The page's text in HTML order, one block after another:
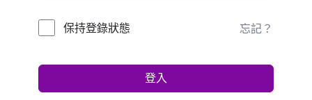
保持登錄狀態 忘記？
登入